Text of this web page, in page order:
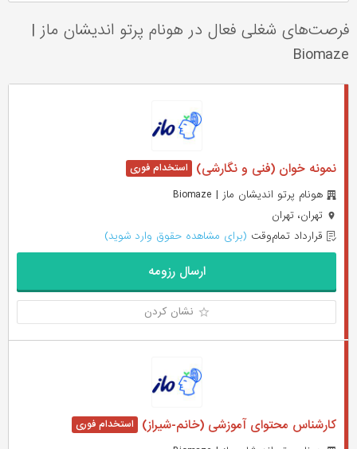
فرصت‌های شغلی فعال در هونام پرتو اندیشان ماز |
Biomaze
نمونه خوان (فنی و نگارشی)
هونام پرتو اندیشان ماز | Biomaze
تهران، تهران
قرارداد تمام‌وقت (برای مشاهده حقوق وارد شوید)
ارسال رزومه
نشان کردن
کارشناس محتوای آموزشی (خانم-شیراز)